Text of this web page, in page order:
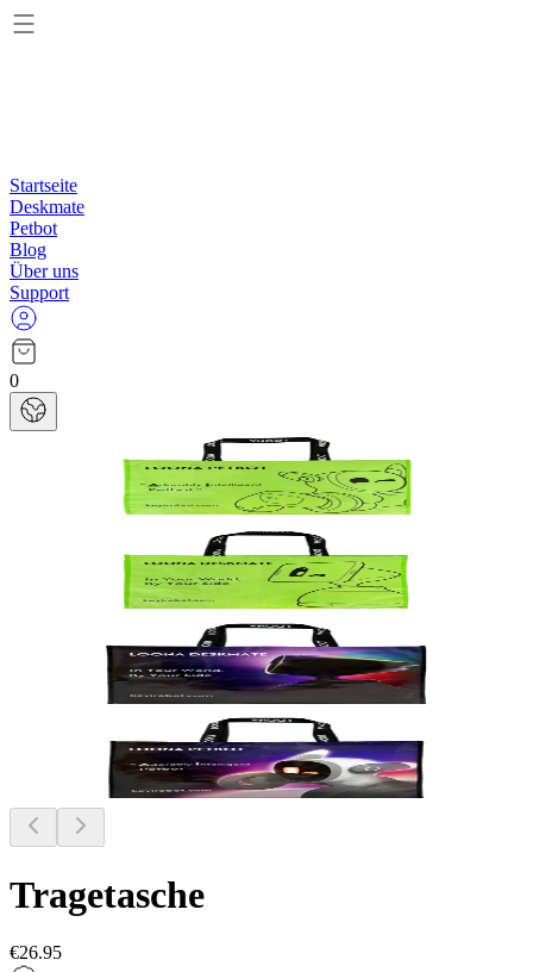
Startseite
Deskmate
Petbot
Blog
Über uns
Support
0
Tragetasche
€26.95